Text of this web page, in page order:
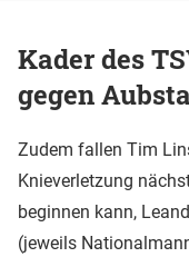
Kader des
gegen
Zudem fallen Tim
Knieverletzung
beginnen kann,
(jeweils